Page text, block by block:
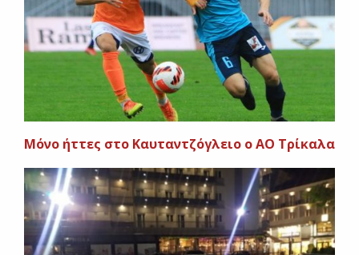
Μόνο ήττες στο Καυταντζόγλειο ο ΑΟ Τρίκαλα